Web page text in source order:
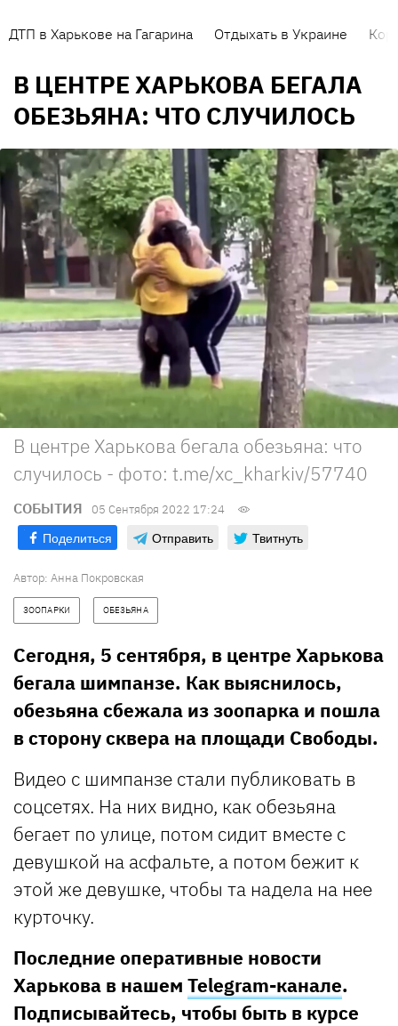
ДТП в Харькове на Гагарина Отдыхать в Украине
В ЦЕНТРЕ ХАРЬКОВА БЕГАЛА
ОБЕЗЬЯНА: ЧТО СЛУЧИЛОСЬ
В центре Харькова бегала обезьяна: что
случилось - фото: t.me/xc_kharkiv/57740
СОБЫТИЯ 05 Сентября 2022 17:24
Поделиться Отправить Твитнуть
Автор: Анна Покровская
ЗООПАРКИ ОБЕЗЬЯНА
Сегодня, 5 сентября, в центре Харькова
бегала шимпанзе. Как выяснилось,
обезьяна сбежала из зоопарка и пошла
в сторону сквера на площади Свободы.
Видео с шимпанзе стали публиковать в
соцсетях. На них видно, как обезьяна
бегает по улице, потом сидит вместе с
девушкой на асфальте, а потом бежит к
этой же девушке, чтобы та надела на нее
курточку.
Последние оперативные новости
Харькова в нашем Telegram-канале.
Подписывайтесь, чтобы быть в курсе